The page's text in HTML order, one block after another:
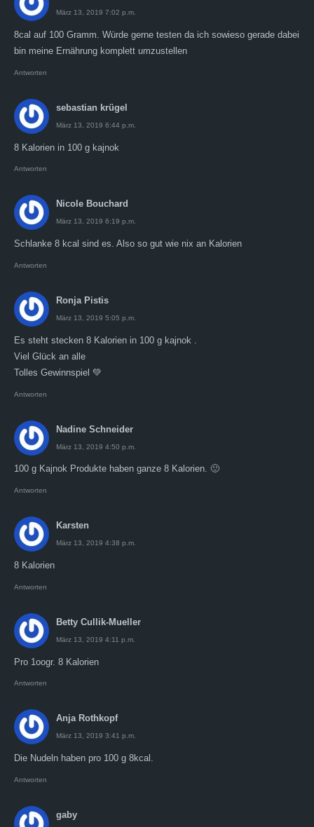
März 13, 2019 7:02 p.m.
8cal auf 100 Gramm. Würde gerne testen da ich sowieso gerade dabei
bin meine Ernährung komplett umzustellen
Antworten
sebastian krügel
März 13, 2019 6:44 p.m.
8 Kalorien in 100 g kajnok
Antworten
Nicole Bouchard
März 13, 2019 6:19 p.m.
Schlanke 8 kcal sind es. Also so gut wie nix an Kalorien
Antworten
Ronja Pistis
März 13, 2019 5:05 p.m.
Es steht stecken 8 Kalorien in 100 g kajnok .
Viel Glück an alle
Tolles Gewinnspiel 💚
Antworten
Nadine Schneider
März 13, 2019 4:50 p.m.
100 g Kajnok Produkte haben ganze 8 Kalorien. 🙂
Antworten
Karsten
März 13, 2019 4:38 p.m.
8 Kalorien
Antworten
Betty Cullik-Mueller
März 13, 2019 4:11 p.m.
Pro 1oogr. 8 Kalorien
Antworten
Anja Rothkopf
März 13, 2019 3:41 p.m.
Die Nudeln haben pro 100 g 8kcal.
Antworten
gaby